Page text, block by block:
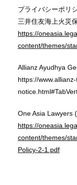
プライバシーポリ
三井住友海上火災
https://
content/themes/
Allianz Ayudhya
https://
One Asia Lawyers
https://
content/themes/
Policy-2-1.pdf